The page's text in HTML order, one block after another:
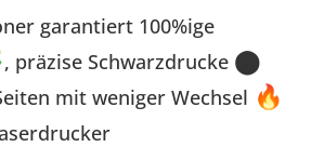
garantiert 100%ige
, präzise Schwarzdrucke ⬤
mit weniger Wechsel 🔥